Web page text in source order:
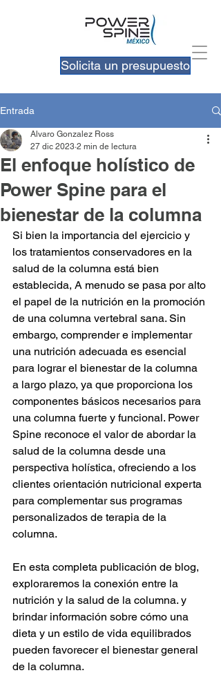
Solicita un presupuesto
Entrada
El enfoque holístico de
Power Spine para el
bienestar de la columna
Alvaro Gonzalez Ross
27 dic 2023 2 min de lectura
Si bien la importancia del ejercicio y
los tratamientos conservadores en la
salud de la columna está bien
establecida, A menudo se pasa por alto
el papel de la nutrición en la promoción
de una columna vertebral sana. Sin
embargo, comprender e implementar
una nutrición adecuada es esencial
para lograr el bienestar de la columna
a largo plazo, ya que proporciona los
componentes básicos necesarios para
una columna fuerte y funcional. Power
Spine reconoce el valor de abordar la
salud de la columna desde una
perspectiva holística, ofreciendo a los
clientes orientación nutricional experta
para complementar sus programas
personalizados de terapia de la
columna.
En esta completa publicación de blog,
exploraremos la conexión entre la
nutrición y la salud de la columna. y
brindar información sobre cómo una
dieta y un estilo de vida equilibrados
pueden favorecer el bienestar general
de la columna.